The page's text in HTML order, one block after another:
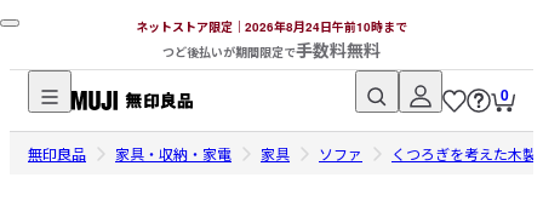
ネットストア限定｜2026年8月24日午前10時まで
つど後払いが期間限定で手数料無料
無
印
0
無印良品 家具・収納・家電 家具 ソファ くつろぎを考えた木